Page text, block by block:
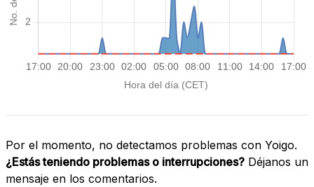
Por el momento, no detectamos problemas con Yoigo.
¿Estás teniendo problemas o interrupciones? Déjanos un
mensaje en los comentarios.